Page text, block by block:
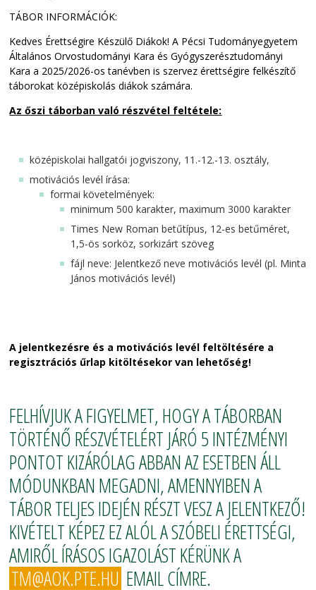
TÁBOR INFORMÁCIÓK:
Kedves Érettségire Készülő Diákok! A Pécsi Tudományegyetem
Általános Orvostudományi Kara és Gyógyszerésztudományi
Kara a 2025/2026-os tanévben is szervez érettségire felkészítő
táborokat középiskolás diákok számára.
Az őszi táborban való részvétel feltétele:
középiskolai hallgatói jogviszony, 11.-12.-13. osztály,
motivációs levél írása:
formai követelmények:
minimum 500 karakter, maximum 3000 karakter
Times New Roman betűtípus, 12-es betűméret,
1,5-ös sorköz, sorkizárt szöveg
fájl neve: Jelentkező neve motivációs levél (pl. Minta
János motivációs levél)
A jelentkezésre és a motivációs levél feltöltésére a
regisztrációs űrlap kitöltésekor van lehetőség!
FELHÍVJUK A FIGYELMET, HOGY A TÁBORBAN
TÖRTÉNŐ RÉSZVÉTELÉRT JÁRÓ 5 INTÉZMÉNYI
PONTOT KIZÁRÓLAG ABBAN AZ ESETBEN ÁLL
MÓDUNKBAN MEGADNI, AMENNYIBEN A
TÁBOR TELJES IDEJÉN RÉSZT VESZ A JELENTKEZŐ!
KIVÉTELT KÉPEZ EZ ALÓL A SZÓBELI ÉRETTSÉGI,
AMIRŐL ÍRÁSOS IGAZOLÁST KÉRÜNK A
TM@AOK.PTE.HU EMAIL CÍMRE.